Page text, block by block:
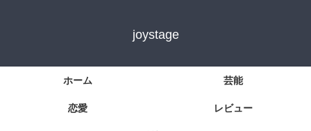
joystage
ホーム 芸能
恋愛 レビュー